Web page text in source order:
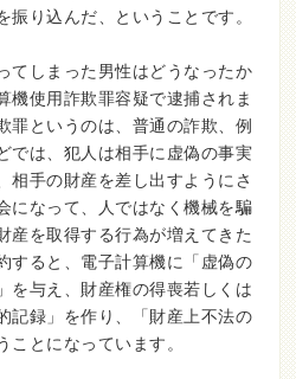
振り込んだ、ということです。
てしまった男性はどうなったか
機使用詐欺罪容疑で逮捕されま
罪というのは、普通の詐欺、例
では、犯人は相手に虚偽の事実
相手の財産を差し出すようにさ
になって、人ではなく機械を騙
産を取得する行為が増えてきた
すると、電子計算機に「虚偽の
を与え、財産権の得喪若しくは
記録」を作り、「財産上不法の
ことになっています。